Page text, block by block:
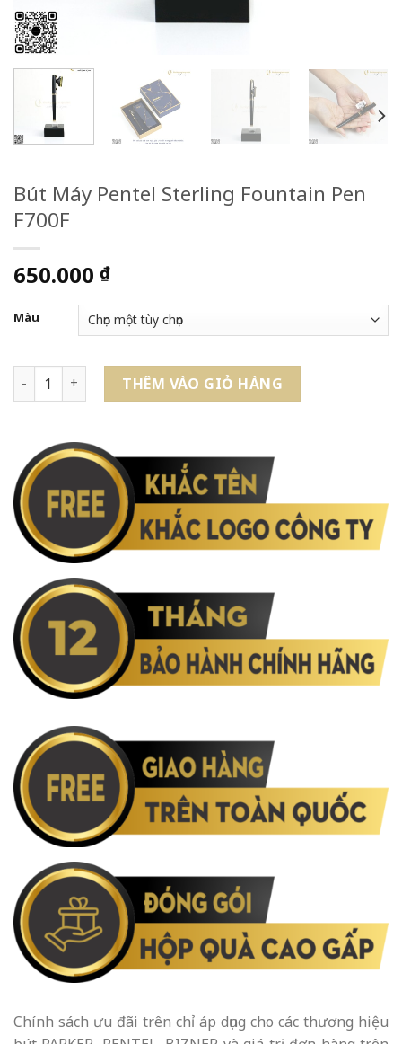
Bút Máy Pentel Sterling Fountain Pen
F700F
650.000 ₫
Màu
Bút Máy Pentel Sterling Fountain Pen F700F số lượng
THÊM VÀO GIỎ HÀNG
Chính sách ưu đãi trên chỉ áp dụng cho các thương hiệu